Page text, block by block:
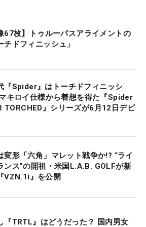
67枚】トゥルーパスアライメントの
チドフィニッシュ」
『Spider』はトーチドフィニッシ
キロイ仕様から着想を得た『Spider
TORCHED』シリーズが6月12日デビ
変形「六角」マレット戦争か!? “ライ
ンス”の開祖・米国L.A.B. GOLFが新
VZN.1i』を公開
『TRTL』はどうだった？ 国内男女